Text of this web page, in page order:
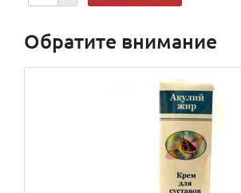
Обратите внимание